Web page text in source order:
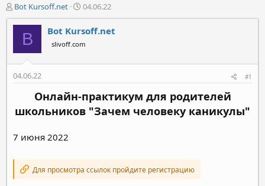
А
в
т
м
Bot Kursoff.net
Д
а
т
а
н
а
а
04.06.22
B Bot Kursoff.net
slivoff.com
04.06.22 #1
Онлайн-практикум для родителей
школьников "Зачем человеку каникулы"
7 июня 2022
Для просмотра ссылок пройдите регистрацию